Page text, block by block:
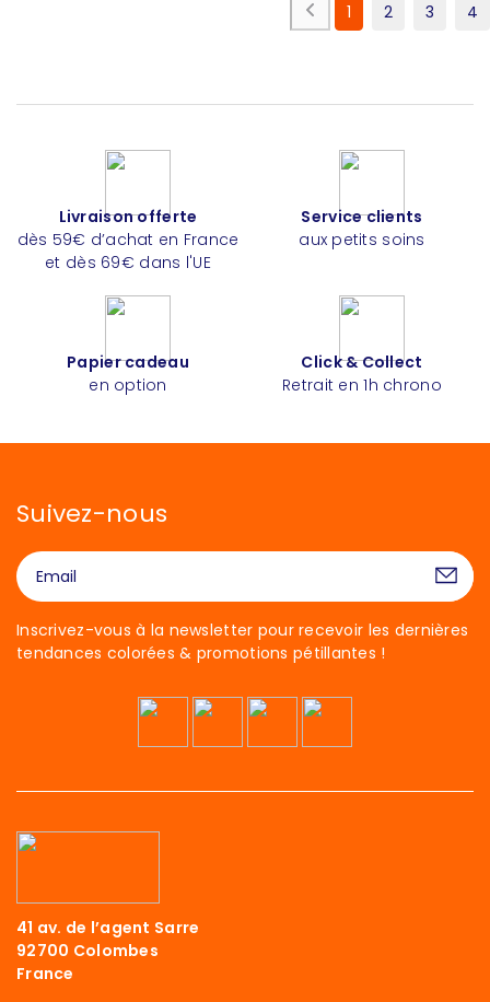
1 2 3 4
Livraison offerte
dès 59€ d’achat en France
et dès 69€ dans l'UE
Service clients
aux petits soins
Papier cadeau
en option
Click & Collect
Retrait en 1h chrono
Suivez-nous
Inscrivez-vous à la newsletter pour recevoir les dernières
tendances colorées & promotions pétillantes !
41 av. de l’agent Sarre
92700 Colombes
France